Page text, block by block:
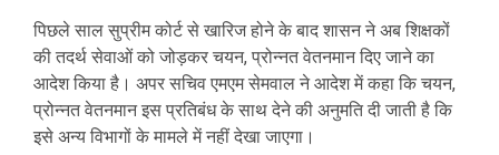
पिछले साल सुप्रीम कोर्ट से खारिज होने के बाद शासन ने अब शिक्षकों
की तदर्थ सेवाओं को जोड़कर चयन, प्रोन्नत वेतनमान दिए जाने का
आदेश किया है। अपर सचिव एमएम सेमवाल ने आदेश में कहा कि चयन,
प्रोन्नत वेतनमान इस प्रतिबंध के साथ देने की अनुमति दी जाती है कि
इसे अन्य विभागों के मामले में नहीं देखा जाएगा।